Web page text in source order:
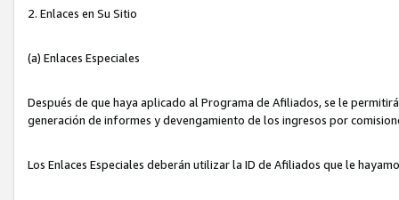
2. Enlaces en Su Sitio
(a) Enlaces Especiales
Después de que haya aplicado al Programa de Afiliados, se le
generación de informes y devengamiento de los ingresos por
Los Enlaces Especiales deberán utilizar la ID de Afiliados que le